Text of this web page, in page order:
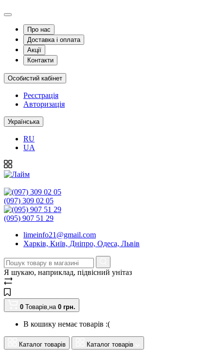
Про нас
Доставка і оплата
Акції
Контакти
Особистий кабінет
Реєстрація
Авторизація
Українська
RU
UA
(097) 309 02 05
(095) 907 51 29
limeinfo21@gmail.com
Харків, Київ, Дніпро, Одеса, Львів
Я шукаю, наприклад, підвісний унітаз
0 Товарів,на 0 грн.
В кошику немає товарів :(
Каталог товарів Каталог товарів